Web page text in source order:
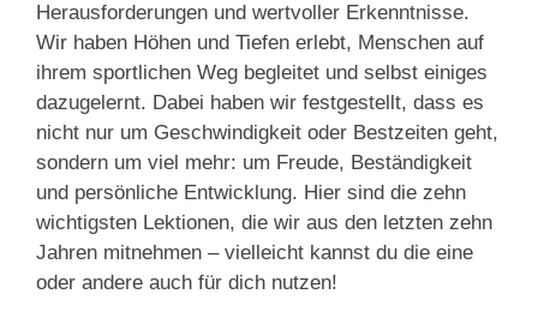
Herausforderungen und wertvoller Erkenntnisse.
Wir haben Höhen und Tiefen erlebt, Menschen auf
ihrem sportlichen Weg begleitet und selbst einiges
dazugelernt. Dabei haben wir festgestellt, dass es
nicht nur um Geschwindigkeit oder Bestzeiten geht,
sondern um viel mehr: um Freude, Beständigkeit
und persönliche Entwicklung. Hier sind die zehn
wichtigsten Lektionen, die wir aus den letzten zehn
Jahren mitnehmen – vielleicht kannst du die eine
oder andere auch für dich nutzen!